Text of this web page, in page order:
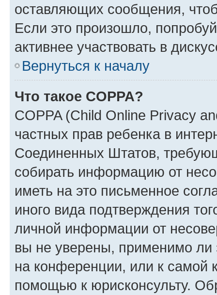
оставляющих сообщения,
Если это произошло,
активнее участвовать в
Вернуться к началу
Что такое COPPA?
COPPA (Child Online Privacy
частных прав ребенка в
Соединенных Штатов,
собирать информацию от
иметь на это письменное
иного вида подтверждения
личной информации от
вы не уверены, применимо ли
на конференции, или к самой
помощью к юрисконсульту.